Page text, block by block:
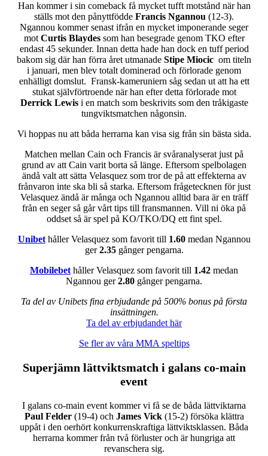
Han kommer i sin comeback få mycket tufft motstånd när han
ställs mot den pånyttfödde Francis Ngannou (12-3).
Ngannou kommer senast ifrån en mycket imponerande seger
mot Curtis Blaydes som han besegrade genom TKO efter
endast 45 sekunder. Innan detta hade han dock en tuff period
bakom sig där han förra året utmanade Stipe Miocic om titeln
i januari, men blev totalt dominerad och förlorade genom
enhälligt domslut. Fransk-kameruniern såg sedan ut att ha ett
stukat självförtroende när han efter detta förlorade mot
Derrick Lewis i en match som beskrivits som den tråkigaste
tungviktsmatchen någonsin.
Vi hoppas nu att båda herrarna kan visa sig från sin bästa sida.
Matchen mellan Cain och Francis är svåranalyserat just på
grund av att Cain varit borta så länge. Eftersom spelbolagen
ändå valt att sätta Velasquez som tror de på att effekterna av
frånvaron inte ska bli så starka. Eftersom frågetecknen för just
Velasquez ändå är många och Ngannou alltid bara är en träff
från en seger så går vårt tips till fransmannen. Vill ni öka på
oddset så är spel på KO/TKO/DQ ett fint spel.
Unibethåller Velasquez som favorit till 1.60medan Ngannou
ger2.35gånger pengarna.
Mobilebet håller Velasquez som favorit till 1.42 medan
Ngannou ger2.80 gånger pengarna.
Ta del av Unibets fina erbjudande på 500% bonus på första
insättningen.
Ta del av erbjudandet här
Se fler av våra MMA speltips
Superjämn lättviktsmatch i galans co-main
event
I galans co-main event kommer vi få se de båda lättviktarna
Paul Felder(19-4) och James Vick (15-2) försöka klättra
uppåt i den oerhört konkurrenskraftiga lättviktsklassen. Båda
herrarna kommer från två förluster och är hungriga att
revanschera sig.